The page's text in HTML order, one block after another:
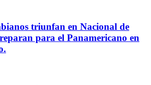
triunfan en Nacional de
para el Panamericano en